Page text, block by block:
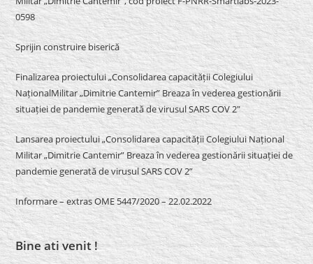
0598
Sprijin construire biserică
Finalizarea proiectului „Consolidarea capacității Colegiului
NaționalMilitar „Dimitrie Cantemir” Breaza în vederea gestionării
situației de pandemie generată de virusul SARS COV 2″
Lansarea proiectului „Consolidarea capacității Colegiului Național
Militar „Dimitrie Cantemir” Breaza în vederea gestionării situației de
pandemie generată de virusul SARS COV 2”
Informare – extras OME 5447/2020 – 22.02.2022
Bine ati venit !